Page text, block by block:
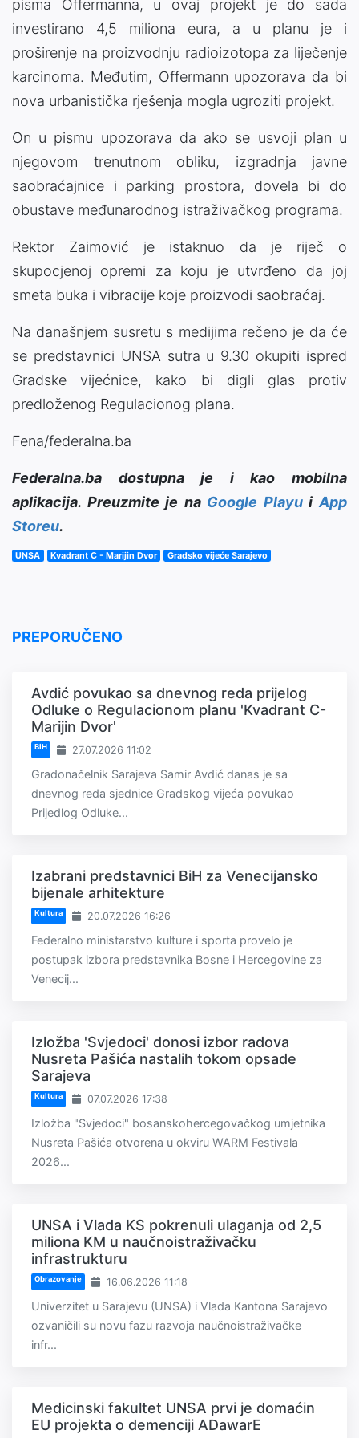
pisma Offermanna, u ovaj projekt je do sada
investirano 4,5 miliona eura, a u planu je i
proširenje na proizvodnju radioizotopa za liječenje
karcinoma. Međutim, Offermann upozorava da bi
nova urbanistička rješenja mogla ugroziti projekt.
On u pismu upozorava da ako se usvoji plan u
njegovom trenutnom obliku, izgradnja javne
saobraćajnice i parking prostora, dovela bi do
obustave međunarodnog istraživačkog programa.
Rektor Zaimović je istaknuo da je riječ o
skupocjenoj opremi za koju je utvrđeno da joj
smeta buka i vibracije koje proizvodi saobraćaj.
Na današnjem susretu s medijima rečeno je da će
se predstavnici UNSA sutra u 9.30 okupiti ispred
Gradske vijećnice, kako bi digli glas protiv
predloženog Regulacionog plana.
Fena/federalna.ba
Federalna.ba dostupna je i kao mobilna
aplikacija. Preuzmite je na Google PlayuiApp
Storeu.
UNSA Kvadrant C - Marijin Dvor Gradsko vijeće Sarajevo
PREPORUČENO
Avdić povukao sa dnevnog reda prijelog
Odluke o Regulacionom planu 'Kvadrant C-
Marijin Dvor'
BiH 27.07.2026 11:02
Gradonačelnik Sarajeva Samir Avdić danas je sa
dnevnog reda sjednice Gradskog vijeća povukao
Prijedlog Odluke...
Izabrani predstavnici BiH za Venecijansko
bijenale arhitekture
Kultura 20.07.2026 16:26
Federalno ministarstvo kulture i sporta provelo je
postupak izbora predstavnika Bosne i Hercegovine za
Venecij...
Izložba 'Svjedoci' donosi izbor radova
Nusreta Pašića nastalih tokom opsade
Sarajeva
Kultura 07.07.2026 17:38
Izložba "Svjedoci" bosanskohercegovačkog umjetnika
Nusreta Pašića otvorena u okviru WARM Festivala
2026...
UNSA i Vlada KS pokrenuli ulaganja od 2,5
miliona KM u naučnoistraživačku
infrastrukturu
Obrazovanje 16.06.2026 11:18
Univerzitet u Sarajevu (UNSA) i Vlada Kantona Sarajevo
ozvaničili su novu fazu razvoja naučnoistraživačke
infr...
Medicinski fakultet UNSA prvi je domaćin
EU projekta o demenciji ADawarE